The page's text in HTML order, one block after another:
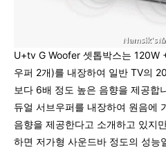
U+tv G Woofer 셋톱박스는 120W
우퍼 2개)를 내장하여 일반 TV의
보다 6배 정도 높은 음향을 제공합
듀얼 서브우퍼를 내장하여 원음에
음향을 제공한다고 소개하고 있지
하면 저가형 사운드바 정도의 성능